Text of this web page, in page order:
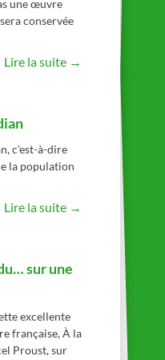
une œuvre
conservée
Lire la suite →
c'est-à-dire
la population
Lire la suite →
sur une
excellente
française, À la
Proust, sur